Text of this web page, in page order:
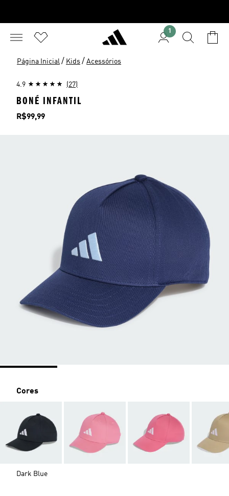
1
Página Inicial / Kids / Acessórios
4.9 (27)
BONÉ INFANTIL
Preço
R$99,99
Cores
Dark Blue